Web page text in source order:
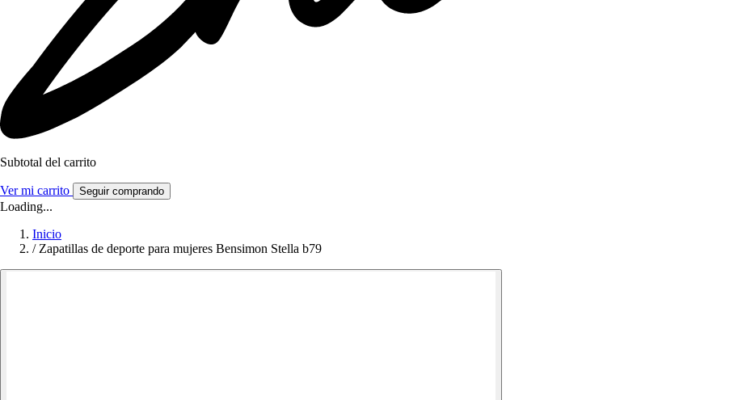
Subtotal del carrito
Ver mi carrito Seguir comprando
Loading...
Inicio
/ Zapatillas de deporte para mujeres Bensimon Stella b79